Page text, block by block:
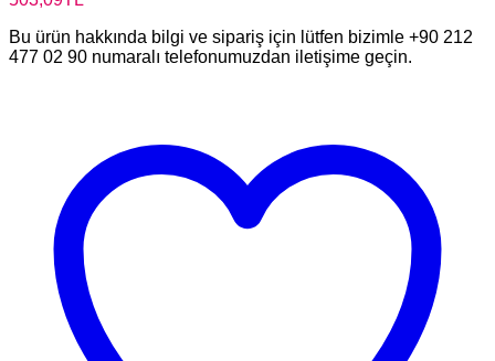
Bu ürün hakkında bilgi ve sipariş için lütfen bizimle +90 212
477 02 90 numaralı telefonumuzdan iletişime geçin.